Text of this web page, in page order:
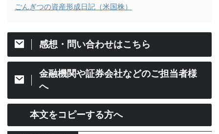
ごんぎつの資産形成日記（米国株）
感想・問い合わせはこちら
金融機関や証券会社などのご担当者様
へ
本文をコピーする方へ